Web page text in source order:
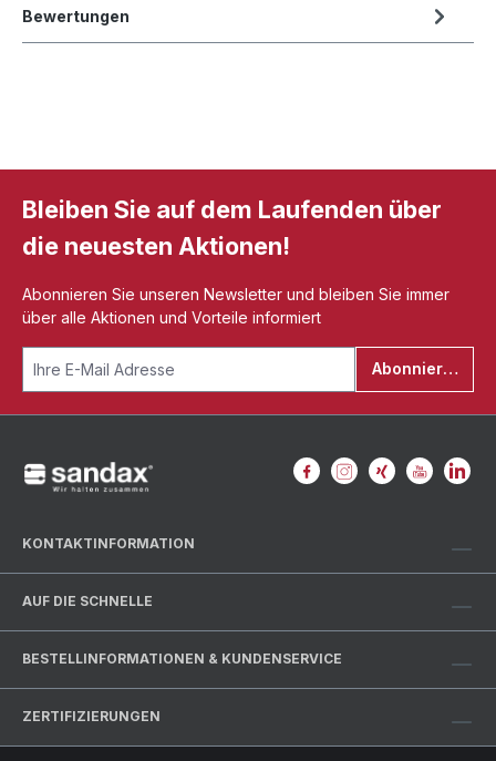
Bewertungen
Bleiben Sie auf dem Laufenden über
die neuesten Aktionen!
Abonnieren Sie unseren Newsletter und bleiben Sie immer
über alle Aktionen und Vorteile informiert
Abonnieren
KONTAKTINFORMATION
AUF DIE SCHNELLE
BESTELLINFORMATIONEN & KUNDENSERVICE
ZERTIFIZIERUNGEN